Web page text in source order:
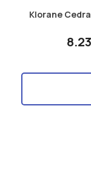
Klorane